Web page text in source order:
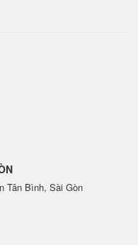
Tân Bình, Sài Gòn